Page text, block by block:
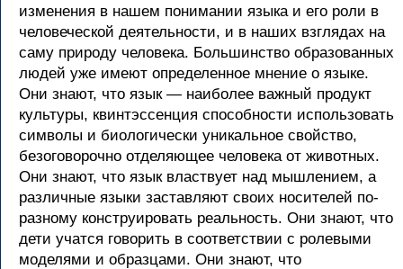
изменения в нашем понимании языка и его роли в
человеческой деятельности, и в наших взглядах на
саму природу человека. Большинство образованных
людей уже имеют определенное мнение о языке.
Они знают, что язык — наиболее важный продукт
культуры, квинтэссенция способности использовать
символы и биологически уникальное свойство,
безоговорочно отделяющее человека от животных.
Они знают, что язык властвует над мышлением, а
различные языки заставляют своих носителей по-
разному конструировать реальность. Они знают, что
дети учатся говорить в соответствии с ролевыми
моделями и образцами. Они знают, что